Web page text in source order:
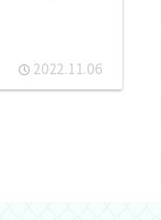
2022.11.06